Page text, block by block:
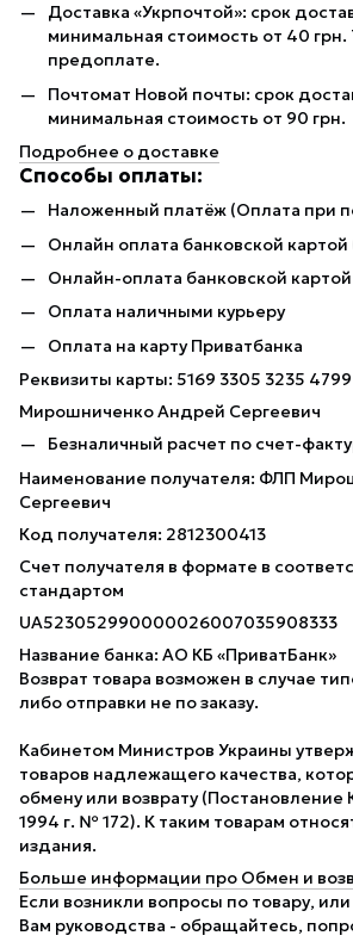
Доставка «Укрпочтой»: срок
минимальная стоимость от 40 грн.
предоплате.
Почтомат Новой почты: срок
минимальная стоимость от 90 грн.
Подробнее о доставке
Способы оплаты:
Наложенный платёж (Оплата при
Онлайн оплата банковской картой
Онлайн-оплата банковской
Оплата наличными курьеру
Оплата на карту Приватбанка
Реквизиты карты: 5169 3305 3235 4799
Мирошниченко Андрей Сергеевич
Безналичный расчет по счет-
Наименование получателя: ФЛП
Сергеевич
Код получателя: 2812300413
Счет получателя в формате в
стандартом
UA523052990000026007035908333
Название банка: АО КБ «ПриватБанк»
Возврат товара возможен в случае
либо отправки не по заказу.
Кабинетом Министров Украины
товаров надлежащего качества,
обмену или возврату (Постановление
1994 г. № 172). К таким товарам
издания.
Больше информации про Обмен и
Если возникли вопросы по товару,
Вам руководства - обращайтесь,